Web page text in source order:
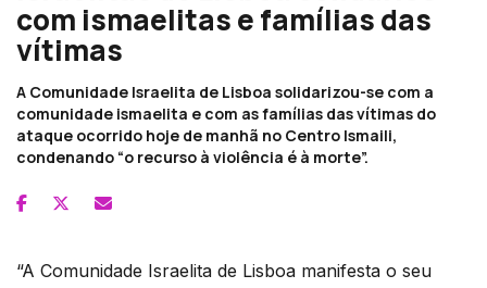
com ismaelitas e famílias das
vítimas
A Comunidade Israelita de Lisboa solidarizou-se com a
comunidade ismaelita e com as famílias das vítimas do
ataque ocorrido hoje de manhã no Centro Ismaili,
condenando “o recurso à violência é à morte”.
“A Comunidade Israelita de Lisboa manifesta o seu